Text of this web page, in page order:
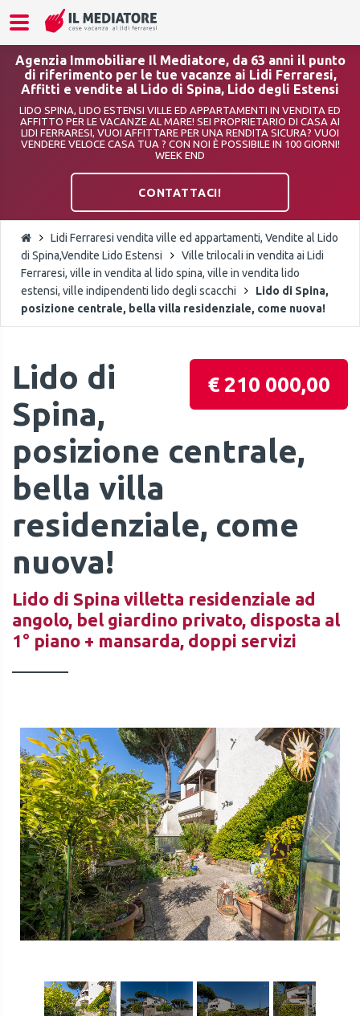
Agenzia Immobiliare Il Mediatore, da 63 anni il punto
di riferimento per le tue vacanze ai Lidi Ferraresi,
Affitti e vendite al Lido di Spina, Lido degli Estensi
LIDO SPINA, LIDO ESTENSI VILLE ED APPARTAMENTI IN VENDITA ED
AFFITTO PER LE VACANZE AL MARE! SEI PROPRIETARIO DI CASA AI
LIDI FERRARESI, VUOI AFFITTARE PER UNA RENDITA SICURA? VUOI
VENDERE VELOCE CASA TUA ? CON NOI È POSSIBILE IN 100 GIORNI!
WEEK END
CONTATTACI!
Lidi Ferraresi vendita ville ed appartamenti, Vendite al Lido
di Spina,Vendite Lido Estensi
Ville trilocali in vendita ai Lidi
Ferraresi, ville in vendita al lido spina, ville in vendita lido
estensi, ville indipendenti lido degli scacchi
Lido di Spina,
posizione centrale, bella villa residenziale, come nuova!
€ 210 000,00
Lido di
Spina,
posizione centrale,
bella villa
residenziale, come
nuova!
Lido di Spina villetta residenziale ad
angolo, bel giardino privato, disposta al
1° piano + mansarda, doppi servizi